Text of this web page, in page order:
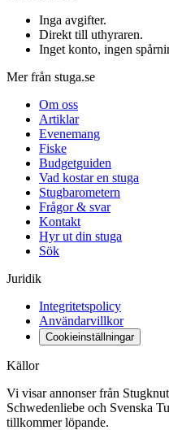
Inga avgifter.
Direkt till uthyraren.
Inget konto, ingen
Mer från stuga.se
Om oss
Artiklar
Evenemang
Fiske
Budgetguiden
Vad kostar en stuga
Stugbarometern
Frågor & svar
Kontakt
Hyr ut din stuga
Sök
Juridik
Integritetspolicy
Användarvillkor
Cookieinställningar
Källor
Vi visar annonser från
Schwedenliebe och Svenska
tillkommer löpande.